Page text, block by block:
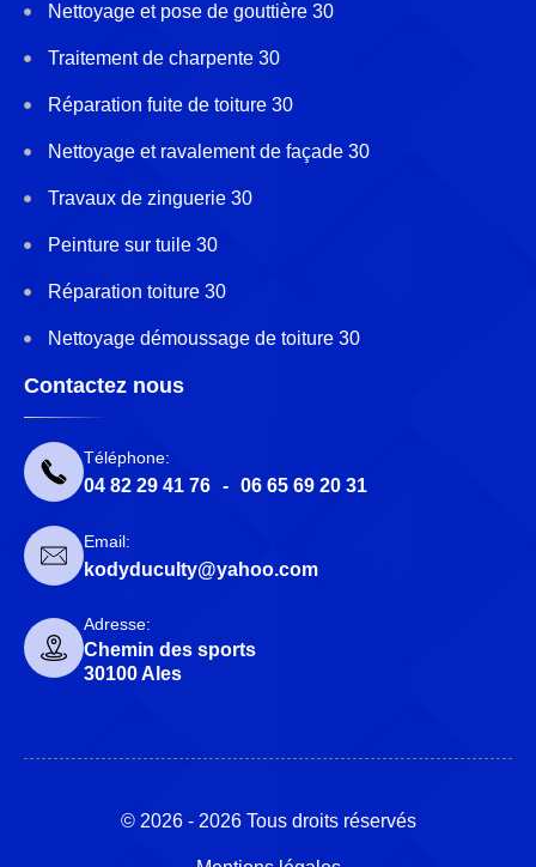
Nettoyage et pose de gouttière 30
Traitement de charpente 30
Réparation fuite de toiture 30
Nettoyage et ravalement de façade 30
Travaux de zinguerie 30
Peinture sur tuile 30
Réparation toiture 30
Nettoyage démoussage de toiture 30
Contactez nous
Téléphone:
04 82 29 41 76 - 06 65 69 20 31
Email:
kodyduculty@yahoo.com
Adresse:
Chemin des sports
30100 Ales
© 2026 - 2026 Tous droits réservés